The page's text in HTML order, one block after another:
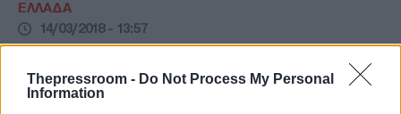
Thepressroom - Do Not Process My Personal
Information
ΕΛΛΑΔΑ
14/03/2018 - 13:57
Θρήνος στην Κρήτη: Βρέθηκε νεκρή η
Κατερίνα Γοργογιάννη (ΦΩΤΟ)